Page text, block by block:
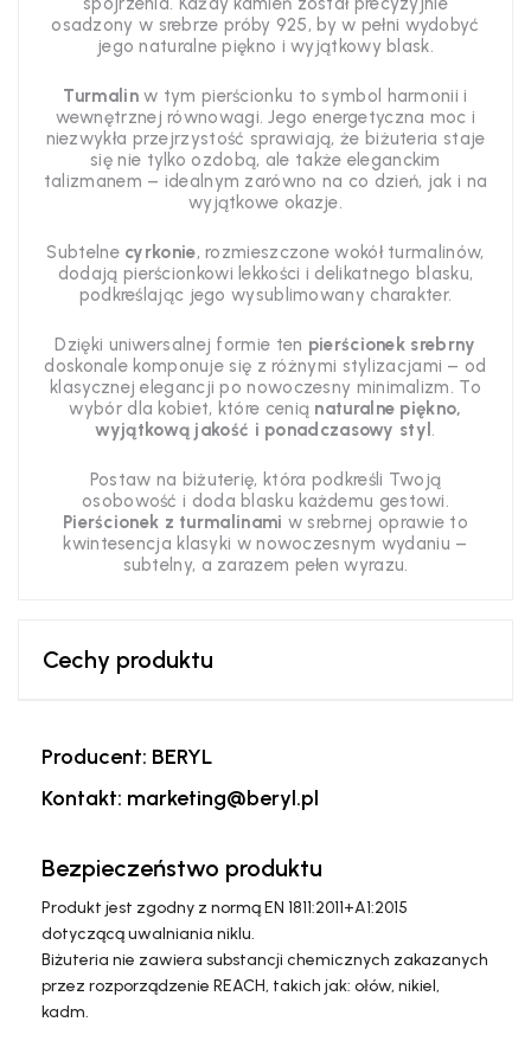
osadzony w srebrze próby 925, by w pełni wydobyć
jego naturalne piękno i wyjątkowy blask.
Turmalinw tym pierścionku to symbol harmonii i
wewnętrznej równowagi. Jego energetyczna moc i
niezwykła przejrzystość sprawiają, że biżuteria staje
się nie tylko ozdobą, ale także eleganckim
talizmanem – idealnym zarówno na co dzień, jak i na
wyjątkowe okazje.
Subtelne cyrkonie, rozmieszczone wokół turmalinów,
dodają pierścionkowi lekkości i delikatnego blasku,
podkreślając jego wysublimowany charakter.
Dzięki uniwersalnej formie ten pierścionek srebrny
doskonale komponuje się z różnymi stylizacjami – od
klasycznej elegancji po nowoczesny minimalizm. To
wybór dla kobiet, które cenią naturalne piękno,
wyjątkową jakość i ponadczasowy styl .
Postaw na biżuterię, która podkreśli Twoją
osobowość i doda blasku każdemu gestowi.
Pierścionek z turmalinami w srebrnej oprawie to
kwintesencja klasyki w nowoczesnym wydaniu –
subtelny, a zarazem pełen wyrazu.
Cechy produktu
Producent: BERYL
Kontakt: marketing@beryl.pl
Bezpieczeństwo produktu
Produkt jest zgodny z normą EN 1811:2011+A1:2015
dotyczącą uwalniania niklu.
Biżuteria nie zawiera substancji chemicznych zakazanych
przez rozporządzenie REACH, takich jak: ołów, nikiel,
kadm.